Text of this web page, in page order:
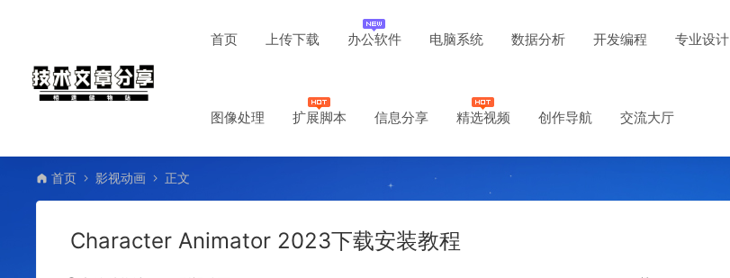
首页 上传下载 办公软件 电脑系统 数据分析 开发编程 专业设计
图像处理 扩展脚本 信息分享 精选视频 创作导航 交流大厅
首页 影视动画 正文
Character Animator 2023下载安装教程